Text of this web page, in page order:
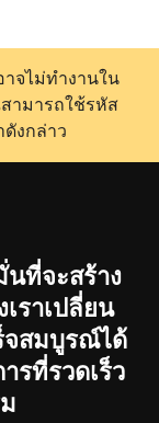
จไม่ทำงานใน
ามารถใช้รหัส
งกล่าว
ที่จะสร้าง
ราเปลี่ยน
จสมบูรณ์ได้
รที่รวดเร็ว